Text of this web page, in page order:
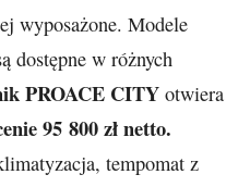
wyposażone. Modele
dostępne w różnych
PROACE CITY otwiera
95 800 zł netto.
tempomat z